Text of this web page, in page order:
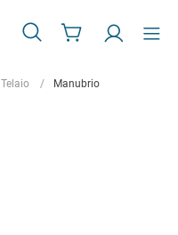
Telaio Manubrio